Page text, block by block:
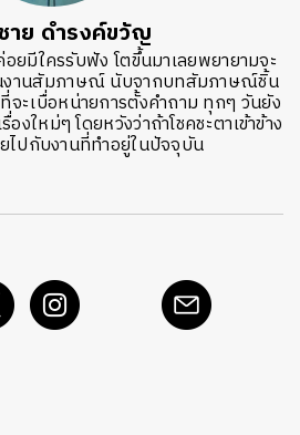
าย ดำรงค์ขวัญ
ยมีใครรับฟัง โตขึ้นมาเลยพยายามจะ
งานสัมภาษณ์ นับจากบทสัมภาษณ์ชิ้น
ะเบื่อหน่ายการตั้งคำถาม ทุกๆ วันยัง
งใหม่ๆ โดยหวังว่าถ้าโชคชะตาเข้าข้าง
ไปกับงานที่ทำอยู่ในปัจจุบัน